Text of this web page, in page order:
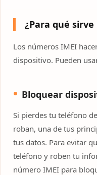
¿Para qué
Los números IMEI
dispositivo. Pueden
Bloquear
Si pierdes tu teléfono
roban, una de tus
tus datos. Para evitar
teléfono y roben tu
número IMEI para